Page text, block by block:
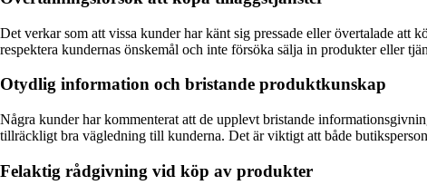
Det verkar som att vissa kunder har känt sig pressade eller övertalade att
respektera kundernas önskemål och inte försöka sälja in produkter eller
Otydlig information och bristande produktkunskap
Några kunder har kommenterat att de upplevt bristande
tillräckligt bra vägledning till kunderna. Det är viktigt att både
Felaktig rådgivning vid köp av produkter